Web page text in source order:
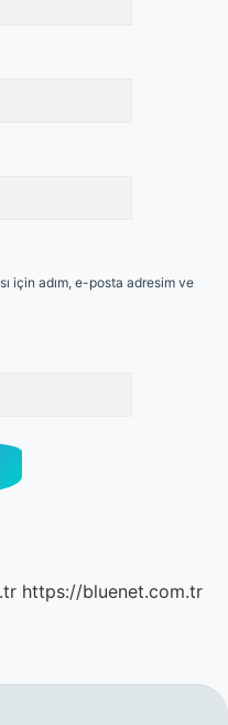
için adım, e-posta adresim ve
https://bluenet.com.tr